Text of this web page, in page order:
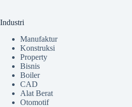
Industri
Manufaktur
Konstruksi
Property
Bisnis
Boiler
CAD
Alat Berat
Otomotif